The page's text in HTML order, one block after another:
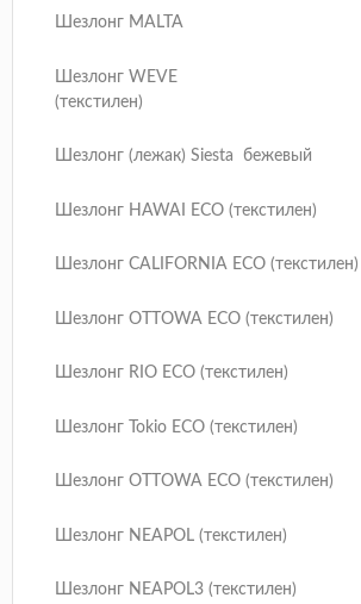
Шезлонг MALTA
Шезлонг WEVE
(текстилен)
Шезлонг (лежак) Siesta бежевый
Шезлонг HAWAI ECO (текстилен)
Шезлонг CALIFORNIA ECO (текстилен)
Шезлонг OTTOWA ECO (текстилен)
Шезлонг RIO ECO (текстилен)
Шезлонг Tokio ECO (текстилен)
Шезлонг OTTOWA ECO (текстилен)
Шезлонг NEAPOL (текстилен)
Шезлонг NEAPOL3 (текстилен)